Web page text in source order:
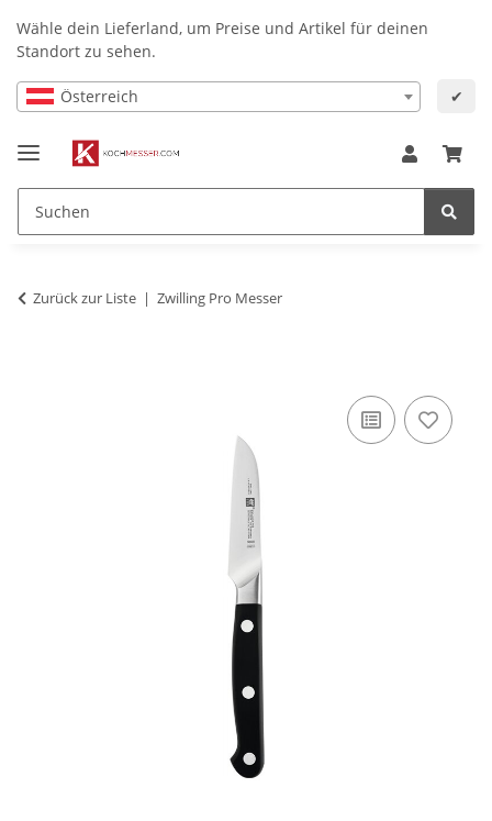
Wähle dein Lieferland, um Preise und Artikel für deinen
Standort zu sehen.
Österreich ✔
Zurück zur Liste Zwilling Pro Messer